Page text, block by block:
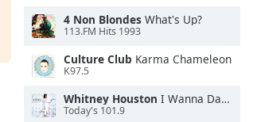
4 Non Blondes What's Up?
113.FM Hits 1993
Culture Club Karma Chameleon
K97.5
Whitney Houston I Wanna Dance With Somebody
Today's 101.9